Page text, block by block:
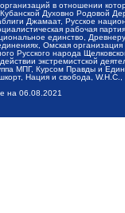
в отношении
Духовно Родовой
Джамаат, Русское
рабочая
единство,
Омская
Русского народа
экстремистской
МПГ, Курсом Правды и
Нация и свобода,
на 06.08.2021